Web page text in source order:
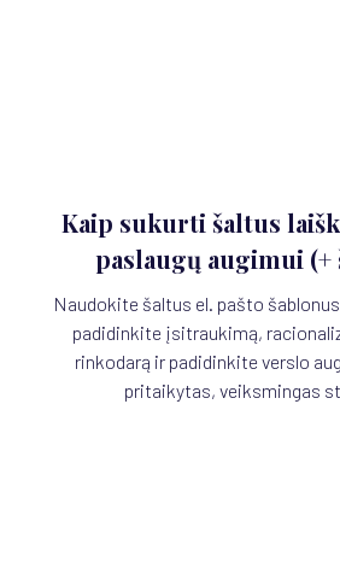
Kaip sukurti šaltus
paslaugų augimui (+
Naudokite šaltus el. pašto
padidinkite įsitraukimą,
rinkodarą ir padidinkite verslo
pritaikytas, veiksmingas